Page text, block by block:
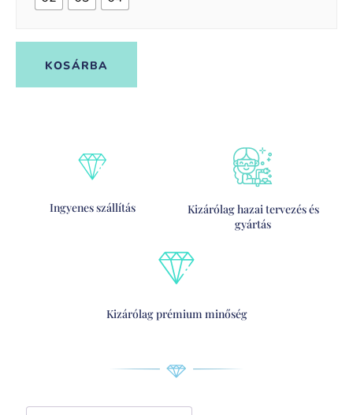
KOSÁRBA
Ingyenes szállítás
Kizárólag hazai tervezés és
gyártás
Kizárólag prémium minőség